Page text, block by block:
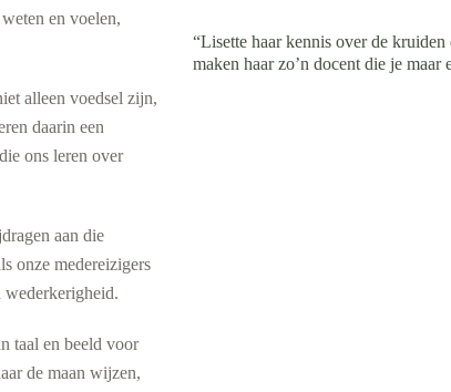
en voelen,
alleen voedsel zijn,
daarin een
ons leren over
aan die
onze medereizigers
wederkerigheid.
taal en beeld voor
de maan wijzen,
“Lisette haar kennis over de
maken haar zo’n docent die je